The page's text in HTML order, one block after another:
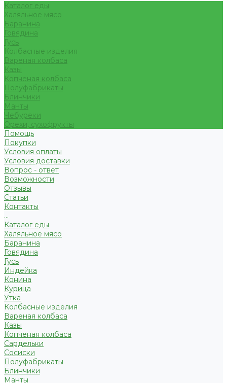
Каталог еды
Халяльное мясо
Баранина
Говядина
Гусь
Колбасные изделия
Вареная колбаса
Казы
Копченая колбаса
Полуфабрикаты
Блинчики
Манты
Чебуреки
Орехи, сухофрукты
Помощь
Покупки
Условия оплаты
Условия доставки
Вопрос - ответ
Возможности
Отзывы
Статьи
Контакты
...
Каталог еды
Халяльное мясо
Баранина
Говядина
Гусь
Индейка
Конина
Курица
Утка
Колбасные изделия
Вареная колбаса
Казы
Копченая колбаса
Сардельки
Сосиски
Полуфабрикаты
Блинчики
Манты